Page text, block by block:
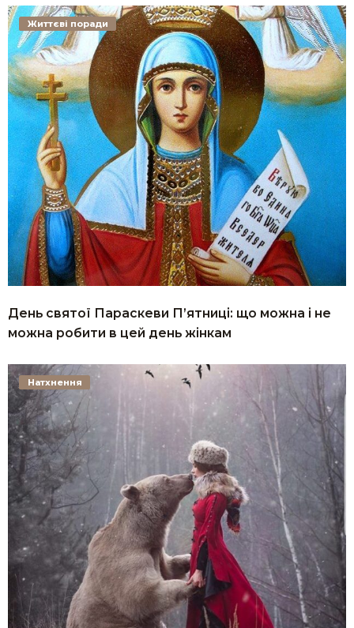
День святої Параскеви П’ятниці: що можна і не
можна робити в цей день жінкам
Життєві поради
Натхнення